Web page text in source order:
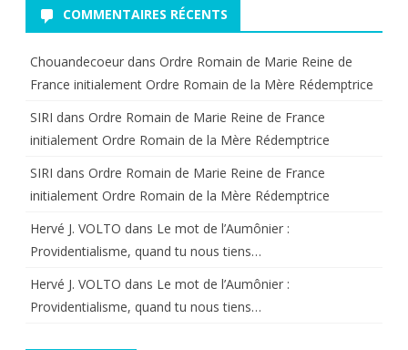
COMMENTAIRES RÉCENTS
Chouandecoeur dans Ordre Romain de Marie Reine de
France initialement Ordre Romain de la Mère Rédemptrice
SIRI dans Ordre Romain de Marie Reine de France
initialement Ordre Romain de la Mère Rédemptrice
SIRI dans Ordre Romain de Marie Reine de France
initialement Ordre Romain de la Mère Rédemptrice
Hervé J. VOLTO dans Le mot de l’Aumônier :
Providentialisme, quand tu nous tiens…
Hervé J. VOLTO dans Le mot de l’Aumônier :
Providentialisme, quand tu nous tiens…